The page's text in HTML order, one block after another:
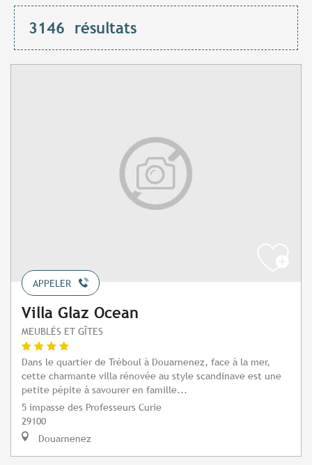
3146 résultats
APPELER
Villa Glaz Ocean
MEUBLÉS ET GÎTES
Dans le quartier de Tréboul à Douarnenez, face à la mer,
cette charmante villa rénovée au style scandinave est une
petite pépite à savourer en famille...
5 impasse des Professeurs Curie
29100
Douarnenez